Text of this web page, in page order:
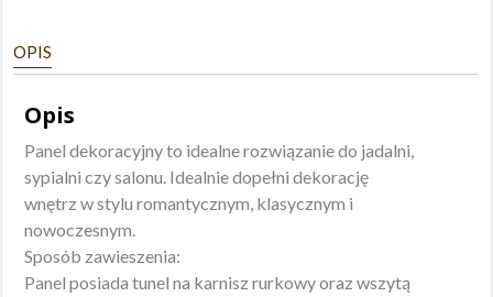
OPIS
Opis
Panel dekoracyjny to idealne rozwiązanie do jadalni,
sypialni czy salonu. Idealnie dopełni dekorację
wnętrz w stylu romantycznym, klasycznym i
nowoczesnym.
Sposób zawieszenia:
Panel posiada tunel na karnisz rurkowy oraz wszytą